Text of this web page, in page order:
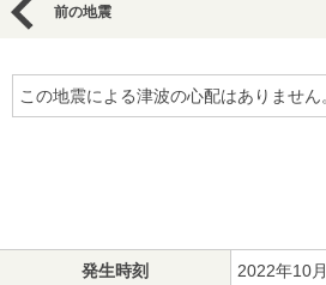
前の地震
この地震による津波の心配はありません
発生時刻 2022年10